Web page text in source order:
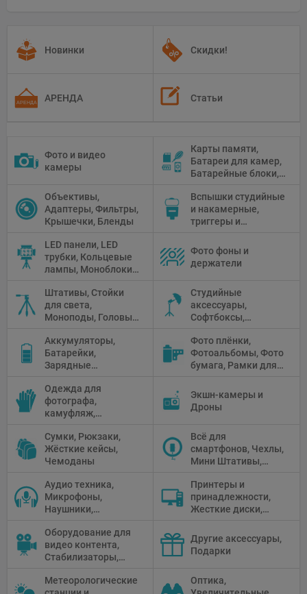
Новинки Скидки!
АРЕНДА Статьи
Фото и видео
камеры
Карты памяти,
Батареи для камер,
Батарейные блоки,
Объективы,
Адаптеры, Фильтры,
Крышечки, Бленды
Вспышки студийные
и накамерные,
триггеры и
LED панели, LED
трубки, Кольцевые
лампы, Моноблоки,
Флуоресцентное и
галогенное
освещение
Фото фоны и
держатели
Штативы, Стойки
для света,
Моноподы, Головы
Студийные
аксессуары,
Софтбоксы,
Рефлекторы,
Отражатели,
Предметные
Аккумуляторы,
Батарейки,
Зарядные
питания, Солнечные
панели
Фото плёнки,
Фотоальбомы, Фото
бумага, Рамки для
камеры
Одежда для
фотографа,
камуфляж,
Экшн-камеры и
Дроны
Сумки, Рюкзаки,
Жёсткие кейсы,
Чемоданы
Всё для
смартфонов, Чехлы,
Мини Штативы,
Аудио техника,
Микрофоны,
Наушники,
микшеры, Кабели и
адаптеры
Принтеры и
принадлежности,
Жесткие диски,
Проекторы,
Графические
Планшеты, Бумага
Оборудование для
видео контента,
Стабилизаторы,
Мониторы,
Другие аксессуары,
Подарки
Метеорологические
Оптика,